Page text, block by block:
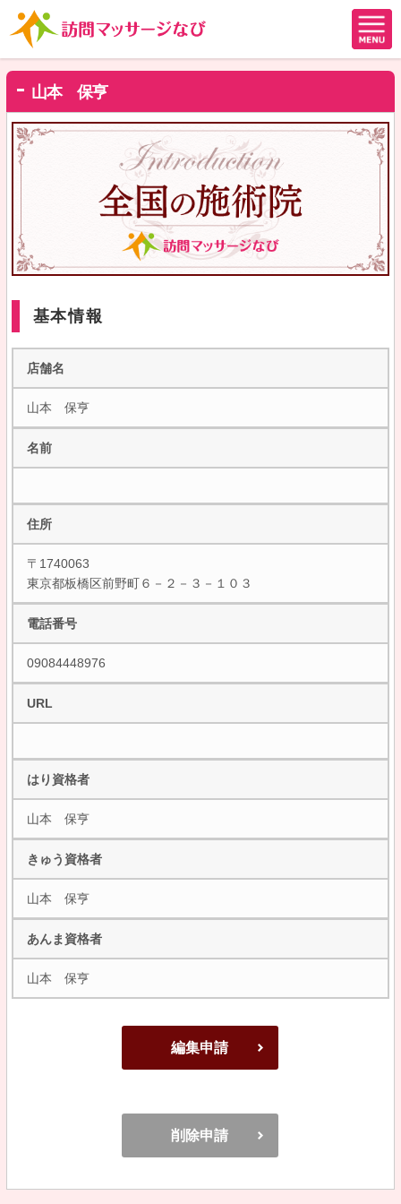
山本 保亨
基本情報
店舗名
山本 保亨
名前
住所
〒1740063
東京都板橋区前野町６－２－３－１０３
電話番号
09084448976
URL
はり資格者
山本 保亨
きゅう資格者
山本 保亨
あんま資格者
山本 保亨
編集申請
削除申請